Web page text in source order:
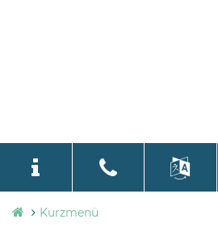
Stadtverwaltung
language
Kurzmenü